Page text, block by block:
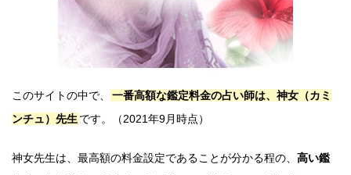
このサイトの中で、
一番高額な鑑定料金の占い師は、神女（カミ
ンチュ）先生 です。（2021年9月時点）
神女先生は、最高額の料金設定であることが分かる程の、 高い鑑